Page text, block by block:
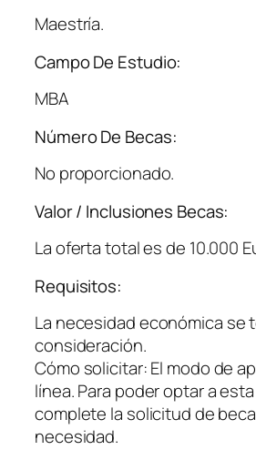
Maestría.
Campo De Estudio:
MBA
Número De Becas:
No proporcionado.
Valor / Inclusiones Becas:
La oferta total es de 10.000
Requisitos:
La necesidad económica se
consideración.
Cómo solicitar: El modo de
línea. Para poder optar a
complete la solicitud de
necesidad.